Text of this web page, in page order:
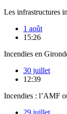
Les infrastructures
1 août
15:26
Incendies en
30 juillet
12:39
Incendies : l’AMF
29 juillet